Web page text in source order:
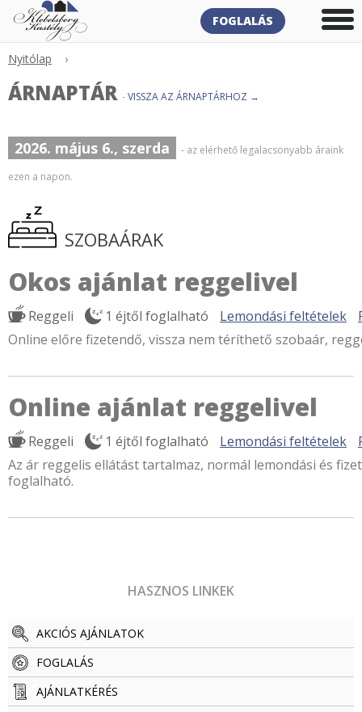
FOGLALÁS
Nyitólap ›
ÁRNAPTÁR -VISSZA AZ ÁRNAPTÁRHOZ →
2026. május 6., szerda
- az elérhető legalacsonyabb áraink
ezen a napon.
SZOBAÁRAK
Okos ajánlat reggelivel
Reggeli 1 éjtől foglalható Lemondási feltételek
Online előre fizetendő, vissza nem téríthető szobaár,
Online ajánlat reggelivel
Reggeli 1 éjtől foglalható Lemondási feltételek
Az ár reggelis ellátást tartalmaz, normál lemondási és
foglalható.
HASZNOS LINKEK
AKCIÓS AJÁNLATOK
FOGLALÁS
AJÁNLATKÉRÉS